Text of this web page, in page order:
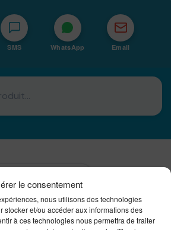
le consentement
nous utilisons des technologies
stocker et/ou accéder aux informations des
à ces technologies nous permettra de traiter
SMS WhatsApp Email
Reunion Ei
solutions d'impression Bureautique et
DTF à la Réunion